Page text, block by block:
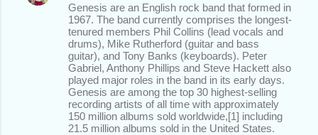
Genesis are an English rock band that formed in
1967. The band currently comprises the longest-
tenured members Phil Collins (lead vocals and
drums), Mike Rutherford (guitar and bass
guitar), and Tony Banks (keyboards). Peter
Gabriel, Anthony Phillips and Steve Hackett also
played major roles in the band in its early days.
Genesis are among the top 30 highest-selling
recording artists of all time with approximately
150 million albums sold worldwide,[1] including
21.5 million albums sold in the United States.